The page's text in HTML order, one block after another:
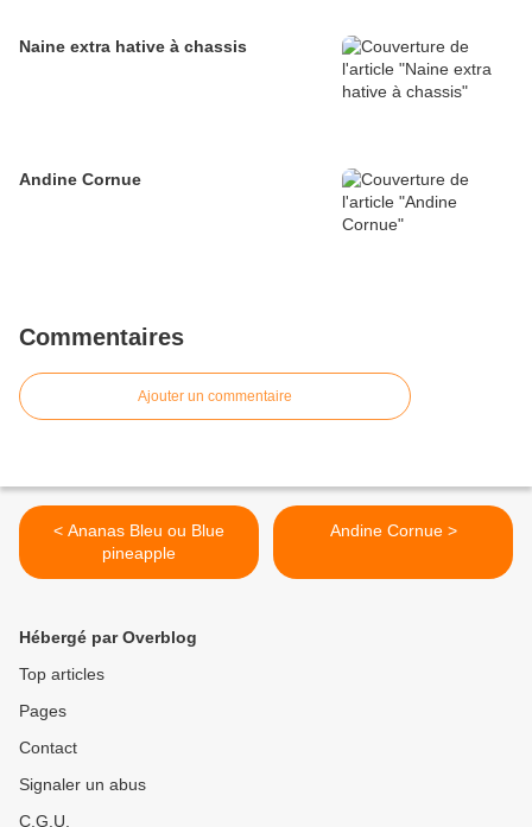
Naine extra hative à chassis
Andine Cornue
Commentaires
Ajouter un commentaire
< Ananas Bleu ou Blue
pineapple
Andine Cornue >
Hébergé par Overblog
Top articles
Pages
Contact
Signaler un abus
C.G.U.